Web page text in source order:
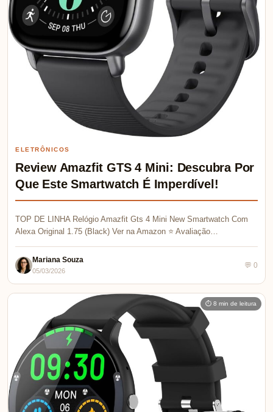
ELETRÔNICOS
Review Amazfit GTS 4 Mini: Descubra Por
Que Este Smartwatch É Imperdível!
TOP DE LINHA Relógio Amazfit Gts 4 Mini New Smartwatch Com
Alexa Original 1.75 (Black) Ver na Amazon ⭐ Avaliação…
Mariana Souza
05/03/2026
💬 0
⏱ 8 min de leitura